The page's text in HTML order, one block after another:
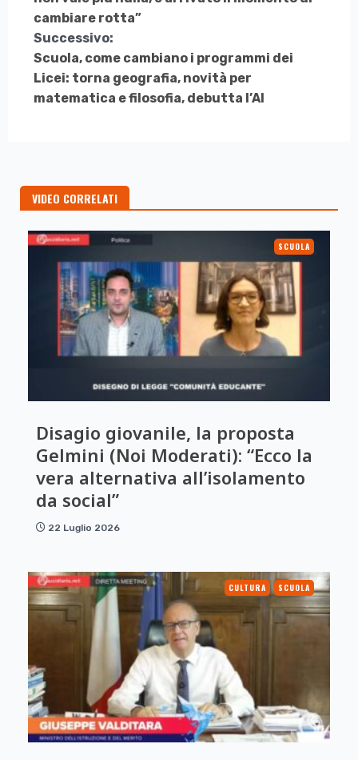
Leggere
cambiare rotta”
Successivo:
Scuola, come cambiano i programmi dei
Licei: torna geografia, novità per
matematica e filosofia, debutta l’AI
VIDEO CORRELATI
SCUOLA
Disagio giovanile, la proposta
Gelmini (Noi Moderati): “Ecco la
vera alternativa all’isolamento
da social”
22 Luglio 2026
CULTURA SCUOLA